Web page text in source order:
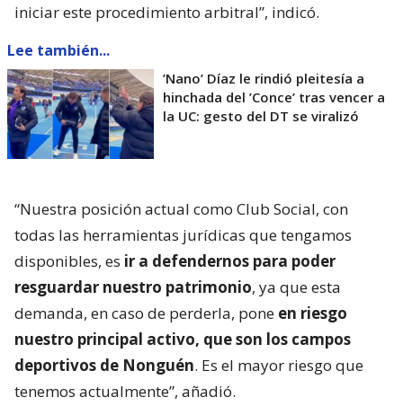
iniciar este procedimiento arbitral”, indicó.
Lee también...
’Nano’ Díaz le rindió pleitesía a
hinchada del ’Conce’ tras vencer a
la UC: gesto del DT se viralizó
“Nuestra posición actual como Club Social, con
todas las herramientas jurídicas que tengamos
disponibles, es ir a defendernos para poder
resguardar nuestro patrimonio, ya que esta
demanda, en caso de perderla, pone en riesgo
nuestro principal activo, que son los campos
deportivos de Nonguén. Es el mayor riesgo que
tenemos actualmente”, añadió.